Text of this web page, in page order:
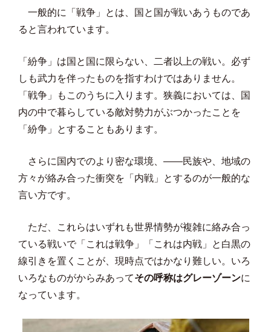
一般的に「戦争」とは、国と国が戦いあうものであ
ると言われています。
「紛争」は国と国に限らない、二者以上の戦い。必ず
しも武力を伴ったものを指すわけではありません。
「戦争」もこのうちに入ります。狭義においては、国
内の中で暮らしている敵対勢力がぶつかったことを
「紛争」とすることもあります。
さらに国内でのより密な環境、――民族や、地域の
方々が絡み合った衝突を「内戦」とするのが一般的な
言い方です。
ただ、これらはいずれも世界情勢が複雑に絡み合っ
ている戦いで「これは戦争」「これは内戦」と白黒の
線引きを置くことが、現時点ではかなり難しい。いろ
いろなものがからみあってその呼称はグレーゾーンに
なっています。